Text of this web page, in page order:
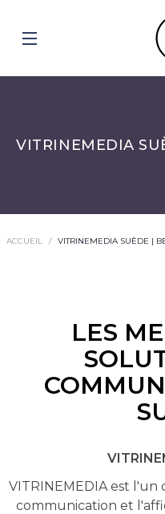
VITRINEMEDIA
ACCUEIL VITRINEMEDIA SUÈDE |
LES
VITRINEMEDIA est l'un
communication et